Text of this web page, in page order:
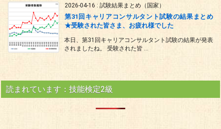
2026-04-16 : 試験結果まとめ（国家）
第31回キャリアコンサルタント試験の結果まとめ
★受験された皆さま、お疲れ様でした
本日、第31回キャリアコンサルタント試験の結果が発表
されましたね。 受験された皆 ...
読まれています：技能検定2級